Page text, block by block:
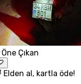
Öne Çıkan
Elden al, kartla öde!